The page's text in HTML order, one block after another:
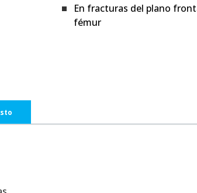
En fracturas del plano
fémur